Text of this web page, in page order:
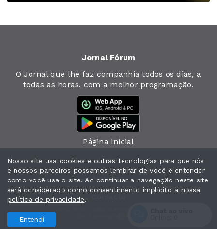
Jornal Fórum
O Jornal que lhe faz companhia todos os dias, a
todas as horas, com a melhor programação.
Página Inicial
Jornal
Notícias
Nosso site usa cookies e outras tecnologias para que nós
e nossos parceiros possamos lembrar de você e entender
como você usa o site. Ao continuar a navegação neste site
será considerado como consentimento implícito à nossa
política de privacidade.
Entendi